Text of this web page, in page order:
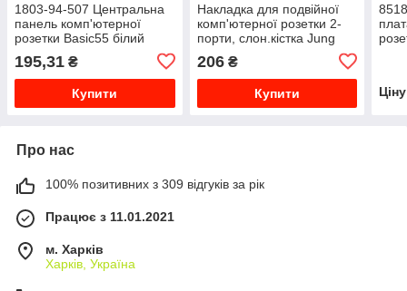
1803-94-507 Центральна
панель комп'ютерної
розетки Basic55 білий
195,31 ₴
Купити
Накладка для подвійної
комп'ютерної розетки 2-
порти, слон.кістка Jung
206₴
Купити
Про нас
100% позитивних з 309 відгуків за рік
Працює з 11.01.2021
м. Харків
Харків, Україна